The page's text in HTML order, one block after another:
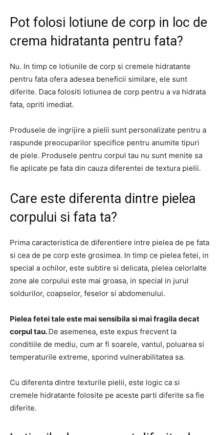
Pot folosi lotiune de corp in loc de
crema hidratanta pentru fata?
Nu. In timp ce lotiunile de corp si cremele hidratante
pentru fata ofera adesea beneficii similare, ele sunt
diferite. Daca folositi lotiunea de corp pentru a va hidrata
fata, opriti imediat.
Produsele de ingrijire a pielii sunt personalizate pentru a
raspunde preocuparilor specifice pentru anumite tipuri
de piele. Produsele pentru corpul tau nu sunt menite sa
fie aplicate pe fata din cauza diferentei de textura pielii.
Care este diferenta dintre pielea
corpului si fata ta?
Prima caracteristica de diferentiere intre pielea de pe fata
si cea de pe corp este grosimea. In timp ce pielea fetei, in
special a ochilor, este subtire si delicata, pielea celorlalte
zone ale corpului este mai groasa, in special in jurul
soldurilor, coapselor, feselor si abdomenului.
Pielea fetei tale este mai sensibila si mai fragila decat
corpul tau.De asemenea, este expus frecvent la
conditiile de mediu, cum ar fi soarele, vantul, poluarea si
temperaturile extreme, sporind vulnerabilitatea sa.
Cu diferenta dintre texturile pielii, este logic ca si
cremele hidratante folosite pe aceste parti diferite sa fie
diferite.